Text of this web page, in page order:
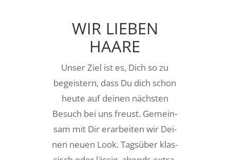
WIR LIEBEN
HAARE
Unser Ziel ist es, Dich so zu
begeis­tern, dass Du dich schon
heu­te auf dei­nen nächs­ten
Besuch bei uns freust. Gemein­
sam mit Dir erar­bei­ten wir Dei­
nen neu­en Look. Tags­über klas­